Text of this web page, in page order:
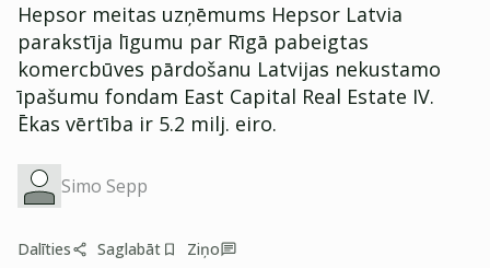
Hepsor meitas uzņēmums Hepsor Latvia
parakstīja līgumu par Rīgā pabeigtas
komercbūves pārdošanu Latvijas nekustamo
īpašumu fondam East Capital Real Estate IV.
Ēkas vērtība ir 5.2 milj. eiro.
Simo Sepp
Dalīties Saglabāt Ziņo